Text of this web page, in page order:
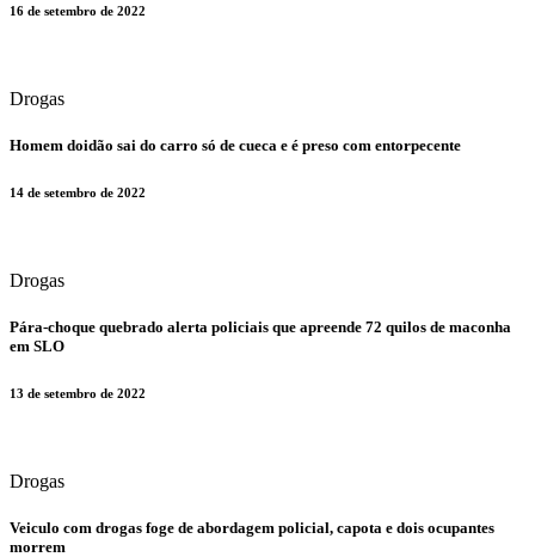
16 de setembro de 2022
Drogas
​Homem doidão sai do carro só de cueca e é preso com entorpecente
14 de setembro de 2022
Drogas
​Pára-choque quebrado alerta policiais que apreende 72 quilos de maconha
em SLO
13 de setembro de 2022
Drogas
​Veiculo com drogas foge de abordagem policial, capota e dois ocupantes
morrem